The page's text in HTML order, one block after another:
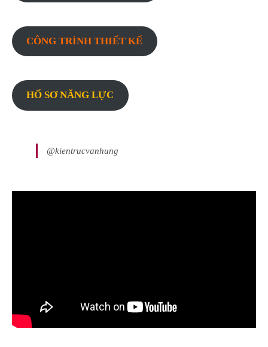
CÔNG TRÌNH THIẾT KẾ
HỐ SƠ NĂNG LỰC
@kientrucvanhung